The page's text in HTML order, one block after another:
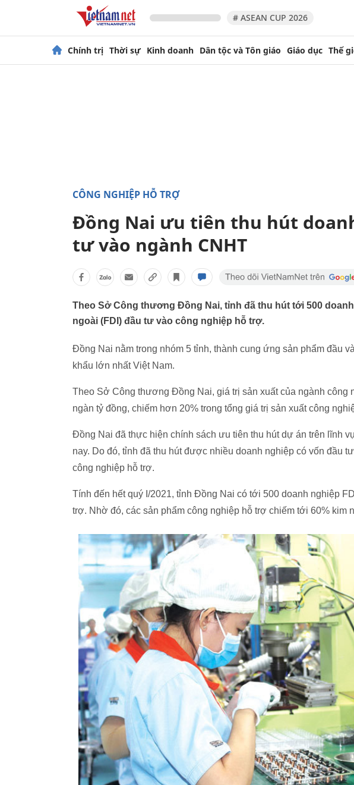
# ASEAN CUP 2026
Chính trị Thời sự Kinh doanh Dân tộc và Tôn giáo Giáo dục Thế
CÔNG NGHIỆP HỖ TRỢ
Đồng Nai ưu tiên thu hút
tư vào ngành CNHT
Theo Sở Công thương Đồng Nai, tỉnh đã thu hút tới 500
ngoài (FDI) đầu tư vào công nghiệp hỗ trợ.
Đồng Nai nằm trong nhóm 5 tỉnh, thành cung ứng sản phẩm đầu
khẩu lớn nhất Việt Nam.
Theo Sở Công thương Đồng Nai, giá trị sản xuất của ngành công
ngàn tỷ đồng, chiếm hơn 20% trong tổng giá trị sản xuất công
Đồng Nai đã thực hiện chính sách ưu tiên thu hút dự án trên lĩnh
nay. Do đó, tỉnh đã thu hút được nhiều doanh nghiệp có vốn đầu
công nghiệp hỗ trợ.
Tính đến hết quý I/2021, tỉnh Đồng Nai có tới 500 doanh nghiệp
trợ. Nhờ đó, các sản phẩm công nghiệp hỗ trợ chiếm tới 60% kim